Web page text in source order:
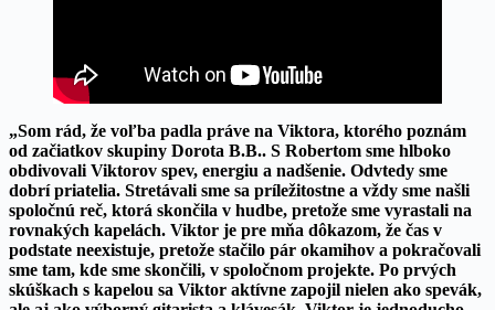
„Som rád, že voľba padla práve na Viktora, ktorého poznám
od začiatkov skupiny Dorota B.B.. S Robertom sme hlboko
obdivovali Viktorov spev, energiu a nadšenie. Odvtedy sme
dobrí priatelia. Stretávali sme sa príležitostne a vždy sme našli
spoločnú reč, ktorá skončila v hudbe, pretože sme vyrastali na
rovnakých kapelách. Viktor je pre mňa dôkazom, že čas v
podstate neexistuje, pretože stačilo pár okamihov a pokračovali
sme tam, kde sme skončili, v spoločnom projekte. Po prvých
skúškach s kapelou sa Viktor aktívne zapojil nielen ako spevák,